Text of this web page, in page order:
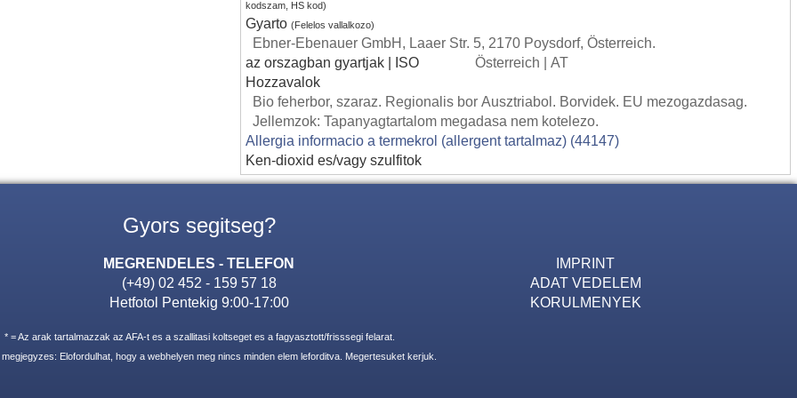
kodszam, HS kod)
Gyarto(Felelos vallalkozo)
Ebner-Ebenauer GmbH, Laaer Str. 5, 2170 Poysdorf, Österreich.
az orszagban gyartjak | ISO
Österreich | AT
Hozzavalok
Bio feherbor, szaraz. Regionalis bor Ausztriabol. Borvidek. EU mezogazdasag.
Jellemzok: Tapanyagtartalom megadasa nem kotelezo.
Allergia informacio a termekrol (allergent tartalmaz) (44147)
Ken-dioxid es/vagy szulfitok
Gyors segitseg?
MEGRENDELES - TELEFON
(+49) 02 452 - 159 57 18
Hetfotol Pentekig 9:00-17:00
IMPRINT
ADAT VEDELEM
KORULMENYEK
* = Az arak tartalmazzak az AFA-t es a szallitasi koltseget es a fagyasztott/frisssegi felarat.
Elofordulhat, hogy a webhelyen meg nincs minden elem leforditva. Megertesuket kerjuk.